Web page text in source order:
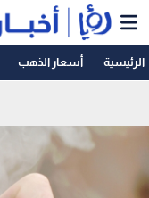
الرئيسية أسعار الذهب